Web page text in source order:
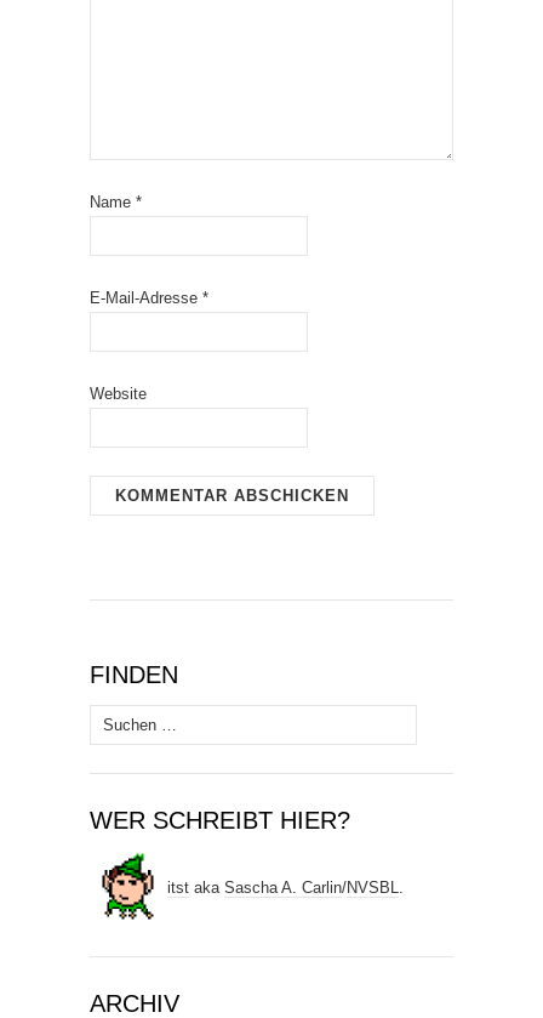
Name *
E-Mail-Adresse *
Website
FINDEN
Suchen
nach:
WER SCHREIBT HIER?
itst aka Sascha A. Carlin/NVSBL.
ARCHIV